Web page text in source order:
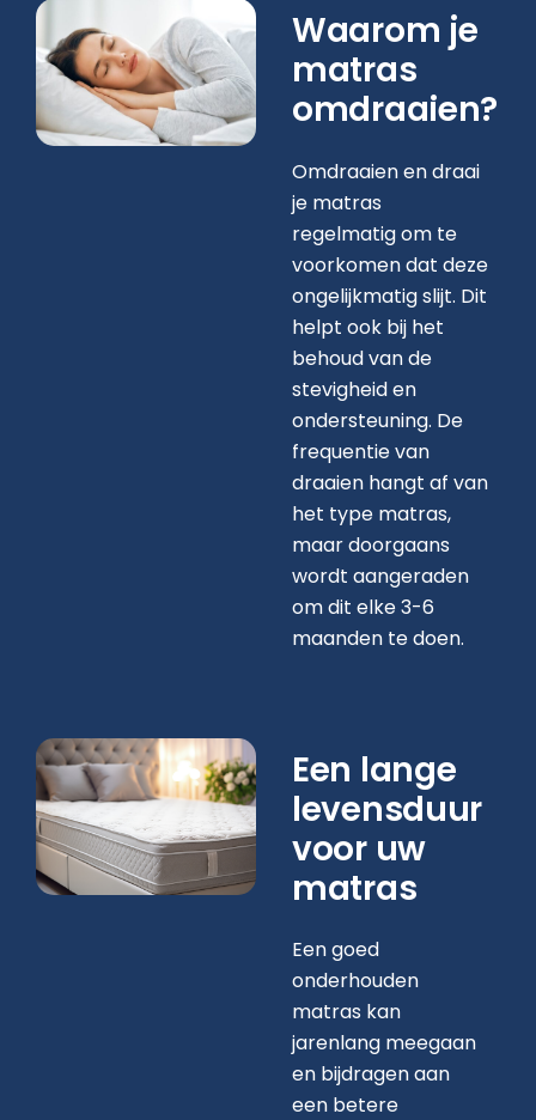
Waarom je
matras
omdraaien?
Omdraaien en draai
je matras
regelmatig om te
voorkomen dat deze
ongelijkmatig slijt. Dit
helpt ook bij het
behoud van de
stevigheid en
ondersteuning. De
frequentie van
draaien hangt af van
het type matras,
maar doorgaans
wordt aangeraden
om dit elke 3-6
maanden te doen.
Een lange
levensduur
voor uw
matras
Een goed
onderhouden
matras kan
jarenlang meegaan
en bijdragen aan
een betere